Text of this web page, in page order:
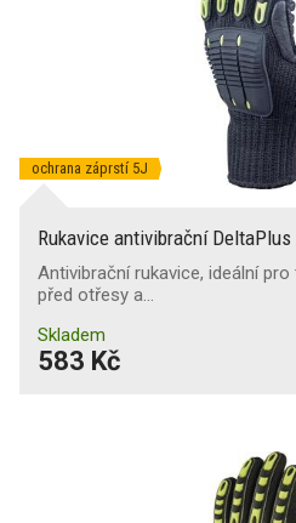
ochrana záprstí 5J
Rukavice antivibrační
Antivibrační rukavice, ideální
před otřesy a…
Skladem
583 Kč